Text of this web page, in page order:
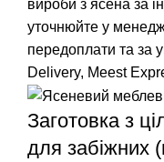
вироби з ясена за
уточнюйте у
передоплати та за
Delivery, Meest
Заготовка з
для забіжних